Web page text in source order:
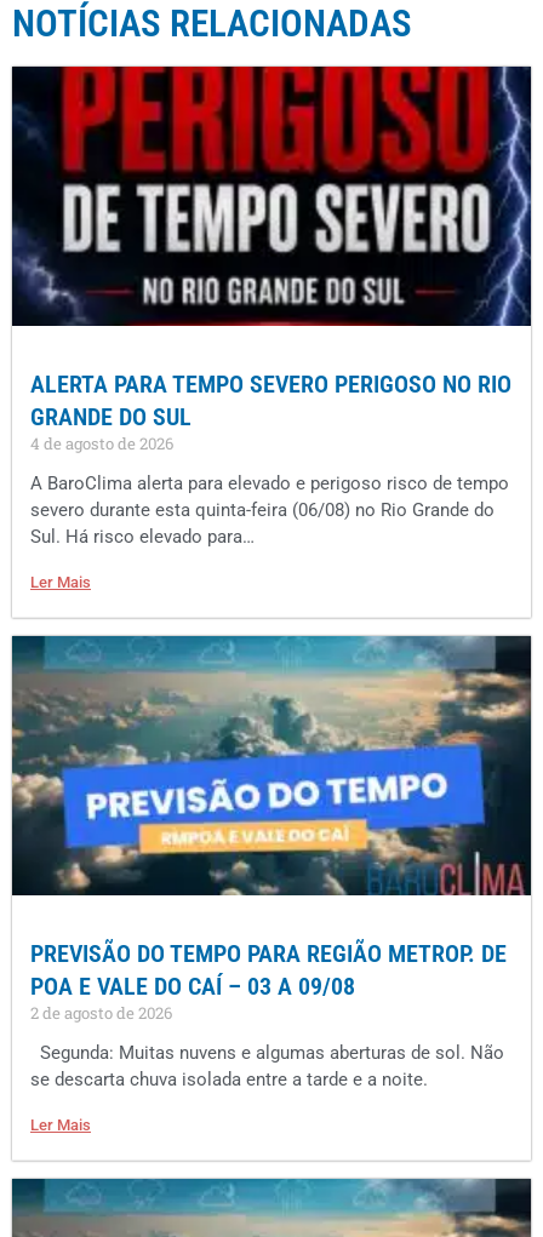
NOTÍCIAS RELACIONADAS
ALERTA PARA TEMPO SEVERO PERIGOSO NO RIO
GRANDE DO SUL
4 de agosto de 2026
A BaroClima alerta para elevado e perigoso risco de tempo
severo durante esta quinta-feira (06/08) no Rio Grande do
Sul. Há risco elevado para…
Ler Mais
PREVISÃO DO TEMPO PARA REGIÃO METROP. DE
POA E VALE DO CAÍ – 03 A 09/08
2 de agosto de 2026
Segunda: Muitas nuvens e algumas aberturas de sol. Não
se descarta chuva isolada entre a tarde e a noite.
Ler Mais